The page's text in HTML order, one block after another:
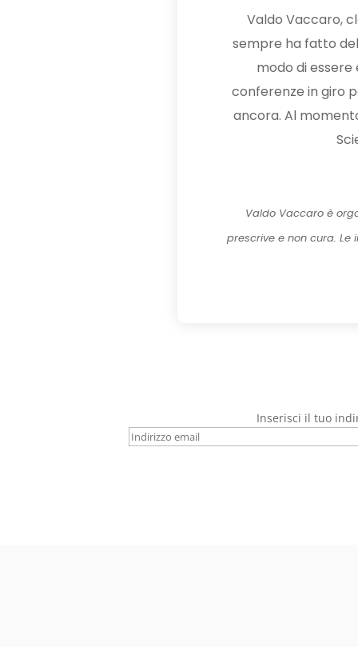
Valdo Vaccaro,
sempre ha fatto
modo di
conferenze in giro
ancora. Al
Valdo Vaccaro è
prescrive e non cura. Le
Inserisci il tuo
Indirizzo